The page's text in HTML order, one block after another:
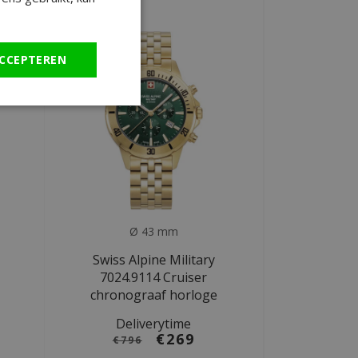
Ø 43 mm
Swiss Alpine Military
7024.9114 Cruiser
chronograaf horloge
Deliverytime
€796 €269